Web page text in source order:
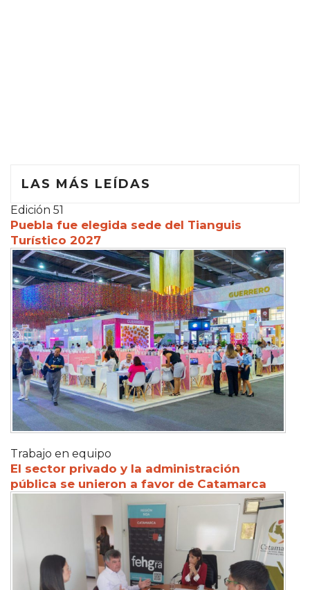
LAS MÁS LEÍDAS
Edición 51
Puebla fue elegida sede del Tianguis
Turístico 2027
Trabajo en equipo
El sector privado y la administración
pública se unieron a favor de Catamarca